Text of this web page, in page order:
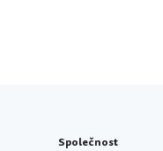
Společnost